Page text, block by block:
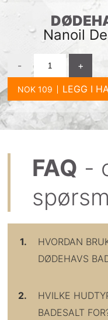
Nanoil
-
+
LEGG I
FAQ -
1.
HVORDAN
DØDEHAVS
2.
HVILKE
BADESALT